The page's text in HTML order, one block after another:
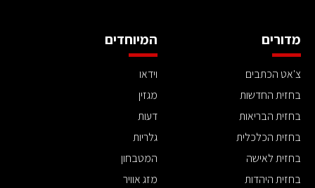
מדורים
צ'אט הכתבים
בחזית החדשות
בחזית הבריאות
בחזית הכלכלית
בחזית לאישה
בחזית היהדות
המיוחדים
וידאו
מגזין
דעות
גלריות
המטבחון
מזג אוויר